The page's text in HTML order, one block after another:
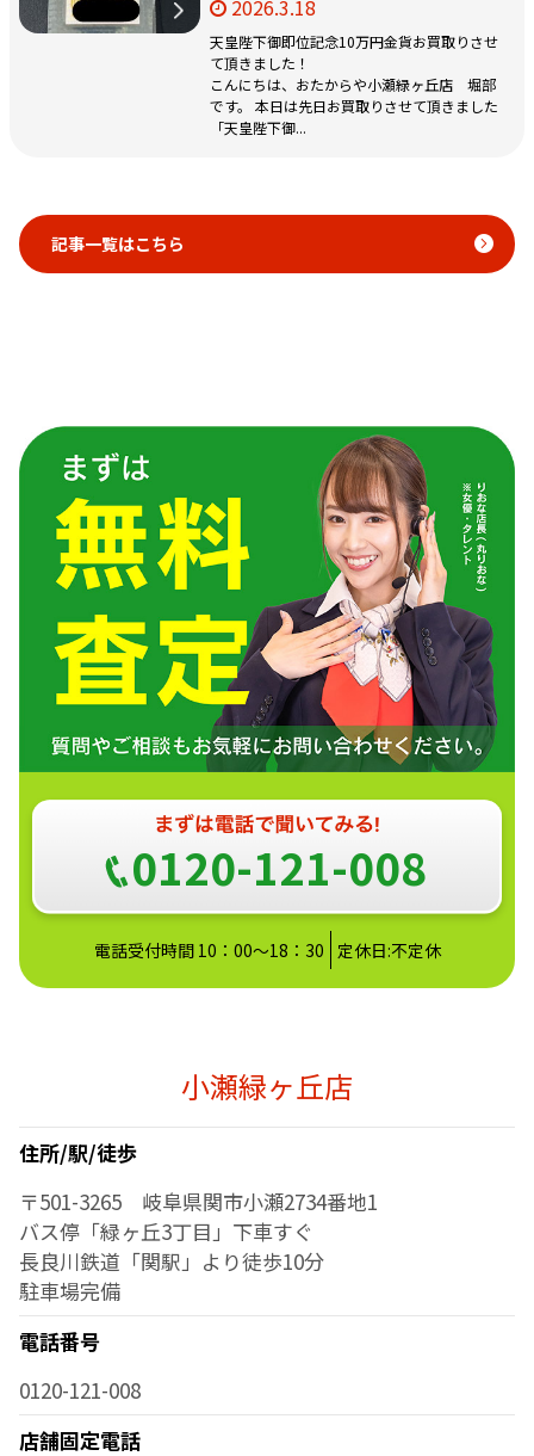
2026.3.18
天皇陛下御即位記念10万円金貨お買取りさせ
て頂きました！
こんにちは、おたからや小瀬緑ヶ丘店 堀部
です。 本日は先日お買取りさせて頂きました
「天皇陛下御...
記事一覧はこちら
0120-121-008
電話受付時間 10：00～18：30 定休日:不定休
小瀬緑ヶ丘店
住所/駅/徒歩
〒501-3265 岐阜県関市小瀬2734番地1
バス停「緑ヶ丘3丁目」下車すぐ
長良川鉄道「関駅」より徒歩10分
駐車場完備
電話番号
0120-121-008
店舗固定電話